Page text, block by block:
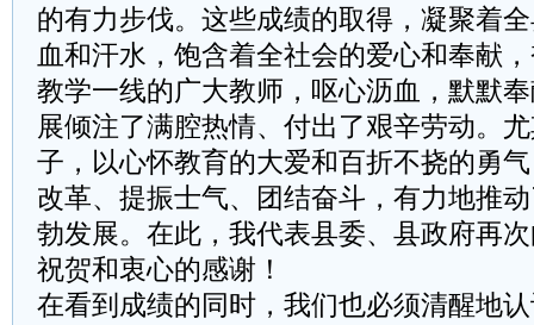
的有力步伐。这些成绩的取得，凝聚着
血和汗水，饱含着全社会的爱心和奉献
教学一线的广大教师，呕心沥血，默默
展倾注了满腔热情、付出了艰辛劳动。
子，以心怀教育的大爱和百折不挠的勇
改革、提振士气、团结奋斗，有力地推
勃发展。在此，我代表县委、县政府再
祝贺和衷心的感谢！
在看到成绩的同时，我们也必须清醒地